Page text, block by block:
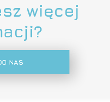
więcej
NAS